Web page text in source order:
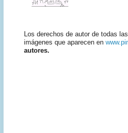
Los derechos de autor de todas
imágenes que aparecen en
autores.